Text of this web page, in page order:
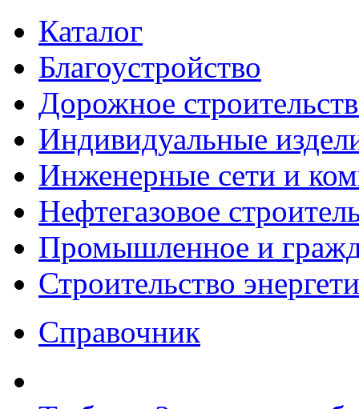
Каталог
Благоустройство
Дорожное
Индивидуальные
Инженерные сети и
Нефтегазовое
Промышленное и
Строительство
Справочник